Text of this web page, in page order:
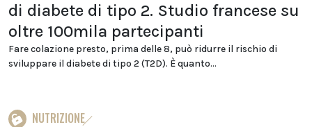
di diabete di tipo 2. Studio francese su
oltre 100mila partecipanti
Fare colazione presto, prima delle 8, può ridurre il rischio di
sviluppare il diabete di tipo 2 (T2D). È quanto...
NUTRIZIONE